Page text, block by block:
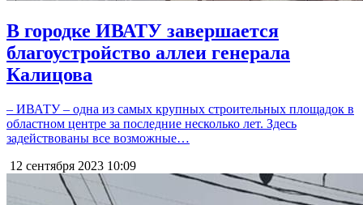
В городке ИВАТУ завершается
благоустройство аллеи генерала
Калицова
– ИВАТУ – одна из самых крупных строительных площадок в
областном центре за последние несколько лет. Здесь
задействованы все возможные…
12 сентября 2023 10:09